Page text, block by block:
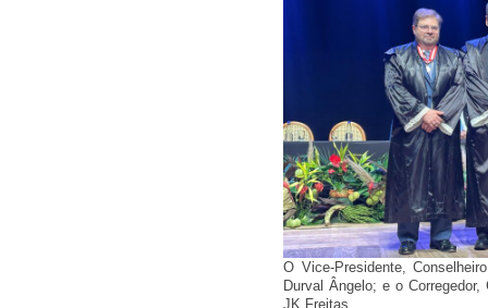
O Vice-Presidente,
Durval Ângelo; e o
JK Freitas.